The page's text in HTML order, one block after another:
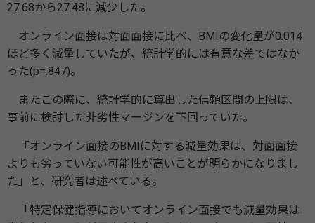
27.68から27.48に減少した。
オンライン面接は対面面接に比べ、BMIの変化量が0.014
ほど多く減量していたが、統計学的には有意な差ではなか
った(p=.847)。
またこの際に、統計学的に算出した信頼区間の上限は、
事前に検討した非劣性マージンを下回っていた。
「オンライン面接のBMIに対する減量効果は、対面面接
よりも劣っていない可能性が高いことが明らかになりまし
た」と、研究者は述べている。
「特定保健指導においてオンライン面接でも減量効果は